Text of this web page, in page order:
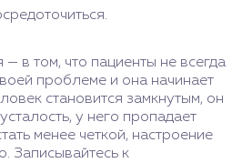
— в том, что пациенты не всегда
проблеме и она начинает
становится замкнутым, он
у него пропадает
менее четкой, настроение
Записывайтесь к